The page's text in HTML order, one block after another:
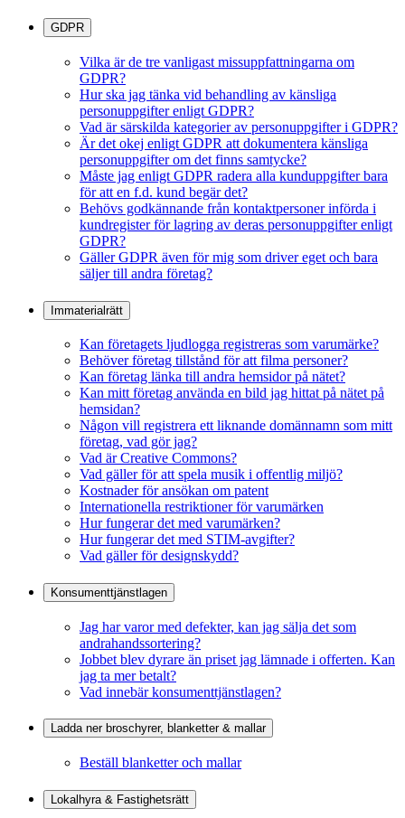
GDPR
Vilka är de tre vanligast missuppfattningarna om
GDPR?
Hur ska jag tänka vid behandling av känsliga
personuppgifter enligt GDPR?
Vad är särskilda kategorier av personuppgifter i GDPR?
Är det okej enligt GDPR att dokumentera känsliga
personuppgifter om det finns samtycke?
Måste jag enligt GDPR radera alla kunduppgifter bara
för att en f.d. kund begär det?
Behövs godkännande från kontaktpersoner införda i
kundregister för lagring av deras personuppgifter enligt
GDPR?
Gäller GDPR även för mig som driver eget och bara
säljer till andra företag?
Immaterialrätt
Kan företagets ljudlogga registreras som varumärke?
Behöver företag tillstånd för att filma personer?
Kan företag länka till andra hemsidor på nätet?
Kan mitt företag använda en bild jag hittat på nätet på
hemsidan?
Någon vill registrera ett liknande domännamn som mitt
företag, vad gör jag?
Vad är Creative Commons?
Vad gäller för att spela musik i offentlig miljö?
Kostnader för ansökan om patent
Internationella restriktioner för varumärken
Hur fungerar det med varumärken?
Hur fungerar det med STIM-avgifter?
Vad gäller för designskydd?
Konsumenttjänstlagen
Jag har varor med defekter, kan jag sälja det som
andrahandssortering?
Jobbet blev dyrare än priset jag lämnade i offerten. Kan
jag ta mer betalt?
Vad innebär konsumenttjänstlagen?
Ladda ner broschyrer, blanketter & mallar
Beställ blanketter och mallar
Lokalhyra & Fastighetsrätt